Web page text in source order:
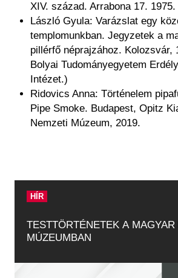
XIV. század. Arrabona 17. 1975.
László Gyula: Varázslat egy
templomunkban. Jegyzetek a
pillérfő néprajzához. Kolozsvár,
Bolyai Tudományegyetem
Intézet.)
Ridovics Anna: Történelem
Pipe Smoke. Budapest, Opitz
Nemzeti Múzeum, 2019.
HÍR
TESTTÖRTÉNETEK A MAGYAR
MÚZEUMBAN